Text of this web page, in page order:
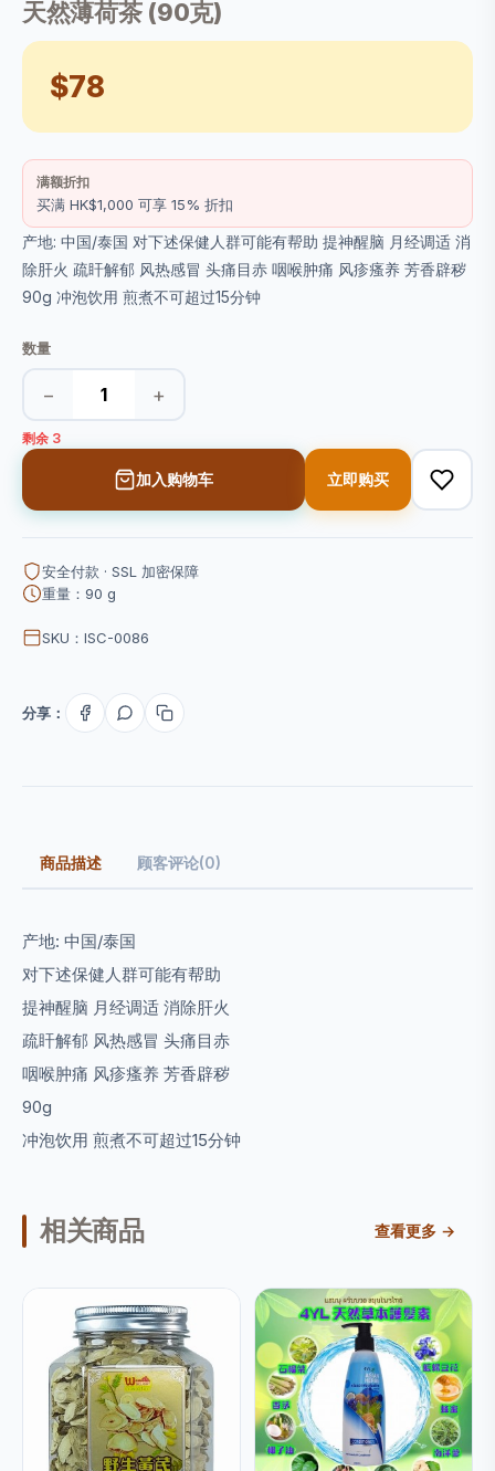
天然薄荷茶 (90克)
$78
满额折扣
买满 HK$1,000 可享 15% 折扣
产地: 中国/泰国 对下述保健人群可能有帮助 提神醒脑 月经调适 消
除肝火 疏盰解郁 风热感冒 头痛目赤 咽喉肿痛 风疹瘙养 芳香辟秽
90g 冲泡饮用 煎煮不可超过15分钟
数量
− +
剩余 3
加入购物车 立即购买
安全付款 · SSL 加密保障
重量：90 g
SKU：ISC-0086
分享：
商品描述 顾客评论(0)
产地: 中国/泰国
对下述保健人群可能有帮助
提神醒脑 月经调适 消除肝火
疏盰解郁 风热感冒 头痛目赤
咽喉肿痛 风疹瘙养 芳香辟秽
90g
冲泡饮用 煎煮不可超过15分钟
相关商品 查看更多 →